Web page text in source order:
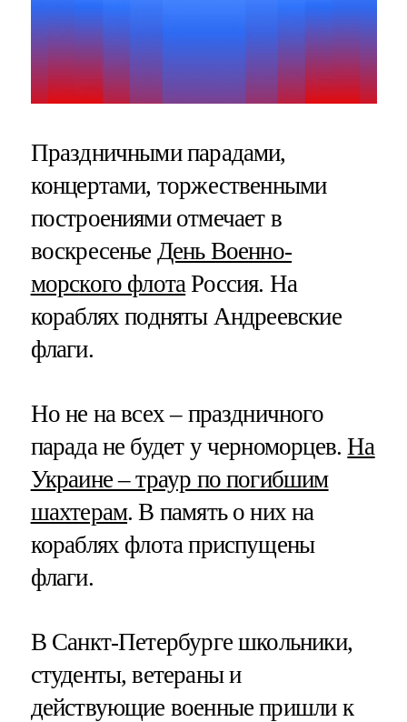
Праздничными парадами,
концертами, торжественными
построениями отмечает в
воскресенье День Военно-
морского флота Россия. На
кораблях подняты Андреевские
флаги.
Но не на всех – праздничного
парада не будет у черноморцев.На
Украине – траур по погибшим
шахтерам. В память о них на
кораблях флота приспущены
флаги.
В Санкт-Петербурге школьники,
студенты, ветераны и
действующие военные пришли к